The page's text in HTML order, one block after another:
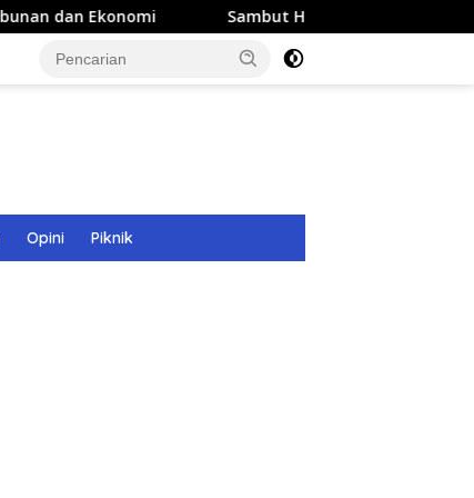
Sambut HUT ke 81 RI, DPMG Hiasi Kantor dan
Opini Piknik